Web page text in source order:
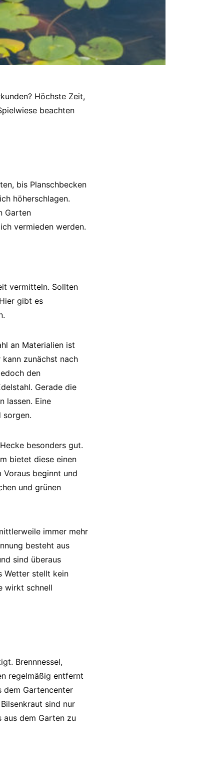
Höchste Zeit,
beachten
bis Planschbecken
höherschlagen.
Garten
vermieden werden.
vermitteln. Sollten
gibt es
an Materialien ist
zunächst nach
den
Gerade die
lassen. Eine
sorgen.
besonders gut.
bietet diese einen
beginnt und
und grünen
immer mehr
besteht aus
sind überaus
Wetter stellt kein
wirkt schnell
Brennnessel,
regelmäßig entfernt
dem Gartencenter
sind nur
dem Garten zu